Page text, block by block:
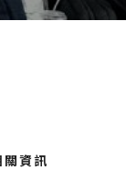
關資訊